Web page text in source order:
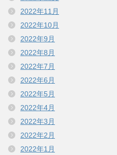
2022年11月
2022年10月
2022年9月
2022年8月
2022年7月
2022年6月
2022年5月
2022年4月
2022年3月
2022年2月
2022年1月